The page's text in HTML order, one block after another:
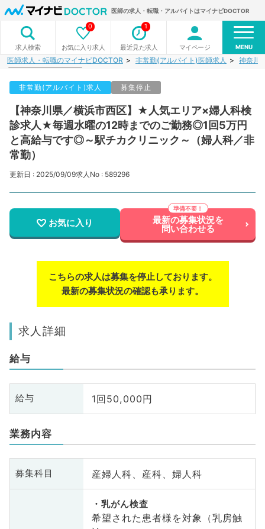
医師の求人・転職・アルバイトはマイナビDOCTOR
求人検索 お気に入り求人
0
最近見た求人
1
マイページ MENU
医師求人・転職のマイナビDOCTOR 非常勤(アルバイト)医師求人 神奈川
非常勤(アルバイト)求人 募集停止
【神奈川県／横浜市西区】★人気エリア×婦人科検
診求人★毎週水曜の12時までのご勤務◎1回5万円
と高給与です◎～駅チカクリニック～（婦人科／非
常勤）
更新日 : 2025/09/09求人No : 589296
お気に入り 最新の募集状況を
問い合わせる
こちらの求人は募集を停止しております。
最新の募集状況の確認も承ります。
求人詳細
給与
給与 1回50,000円
業務内容
募集科目 産婦人科、産科、婦人科
乳がん検査
希望された患者様を対象（乳房触